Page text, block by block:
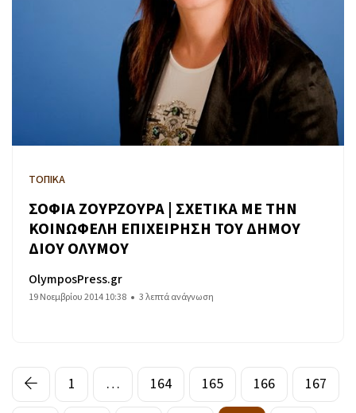
ΤΟΠΙΚΑ
ΣΟΦΙΑ ΖΟΥΡΖΟΥΡΑ | ΣΧΕΤΙΚΑ ΜΕ ΤΗΝ
ΚΟΙΝΩΦΕΛΗ ΕΠΙΧΕΙΡΗΣΗ ΤΟΥ ΔΗΜΟΥ
ΔΙΟΥ ΟΛΥΜΟΥ
OlymposPress.gr
19 Νοεμβρίου 2014 10:38 3 λεπτά ανάγνωση
1 … 164 165 166
167